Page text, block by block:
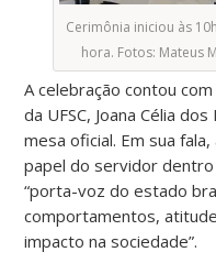
Cerimônia iniciou às
hora. Fotos: Mateus
A celebração contou
da UFSC, Joana Célia
mesa oficial. Em sua
papel do servidor
“porta-voz do estado
comportamentos,
impacto na sociedade”.